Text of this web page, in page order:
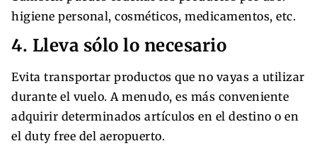
higiene personal, cosméticos, medicamentos, etc.
4. Lleva sólo lo necesario
Evita transportar productos que no vayas a utilizar
durante el vuelo. A menudo, es más conveniente
adquirir determinados artículos en el destino o en
el duty free del aeropuerto.